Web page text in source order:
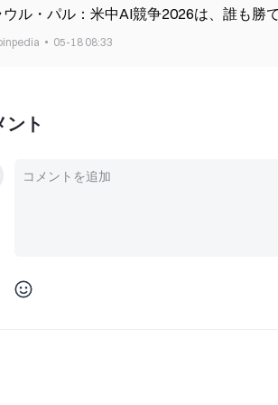
ウル・パル：米中AI競争2026は、誰も勝
05-18 08:33
ント